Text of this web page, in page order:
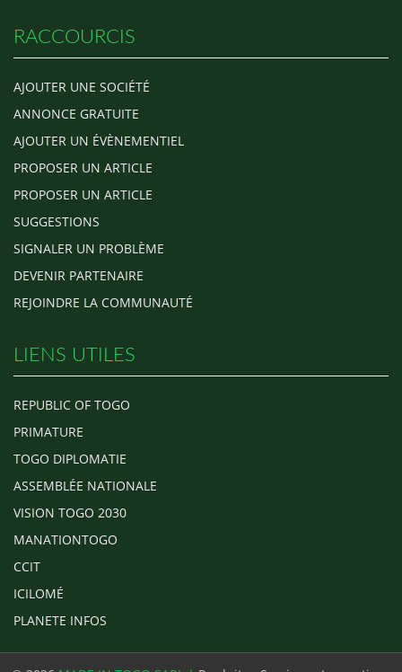
RACCOURCIS
AJOUTER UNE SOCIÉTÉ
ANNONCE GRATUITE
AJOUTER UN ÉVÈNEMENTIEL
PROPOSER UN ARTICLE
PROPOSER UN ARTICLE
SUGGESTIONS
SIGNALER UN PROBLÈME
DEVENIR PARTENAIRE
REJOINDRE LA COMMUNAUTÉ
LIENS UTILES
REPUBLIC OF TOGO
PRIMATURE
TOGO DIPLOMATIE
ASSEMBLÉE NATIONALE
VISION TOGO 2030
MANATIONTOGO
CCIT
ICILOMÉ
PLANETE INFOS